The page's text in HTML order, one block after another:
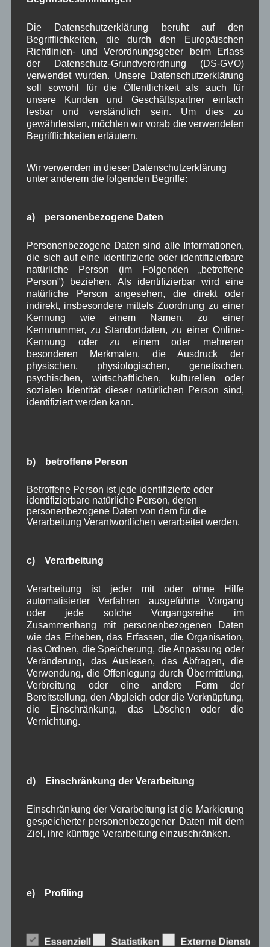
Krippe steht.
Neueste Kommentare
WBEbeiÜber uns
Josef Otler, Verein fürr Geschichte beiÜber uns
Gerd ErfertbeiÜber uns
Beitragsarchiv
Juli 2026(9)
Mai 2026(11)
April 2026(8)
März 2026(9)
Februar 2026
(6)
Januar 2026(8)
Dezember 2025(14)
November 2025
(5)
Oktober 2025
September 2025
(5)
August 2025(2)
Juli 2025(9)
Juni 2025(7)
Mai 2025(3)
Dezember 2024(7)
Oktober 2024(10)
September 2024(8)
August 2024(2)
Juli 2024(9)
April 2024(5)
Februar 2024(4)
Januar 2024(5)
Dezember 2023(8)
November 2023(5)
Oktober 2023(8)
September 2023 (8)
August 2023(4)
Juli 2023(8)
Juni 2023(7)
Mai 2023(8)
April 2023 (10)
November 2022(8)
September 2022(2)
August 2022(6)
Juli 2022(5)
Februar 2022 (4)
November 2021
Oktober 2021(8)
Die Datenschutzerklärung beruht auf den
Begrifflichkeiten, die durch den Europäischen
Richtlinien- und Verordnungsgeber beim Erlass
der Datenschutz-Grundverordnung (DS-GVO)
verwendet wurden. Unsere Datenschutzerklärung
soll sowohl für die Öffentlichkeit als auch für
unsere Kunden und Geschäftspartner einfach
lesbar und verständlich sein. Um dies zu
gewährleisten, möchten wir vorab die verwendeten
Begrifflichkeiten erläutern.
Wir verwenden in dieser Datenschutzerklärung
unter anderem die folgenden Begriffe:
a) personenbezogene Daten
Personenbezogene Daten sind alle Informationen,
die sich auf eine identifizierte oder identifizierbare
natürliche Person (im Folgenden „betroffene
Person") beziehen. Als identifizierbar wird eine
natürliche Person angesehen, die direkt oder
indirekt, insbesondere mittels Zuordnung zu einer
Kennung wie einem Namen, zu einer
Kennnummer, zu Standortdaten, zu einer Online-
Kennung oder zu einem oder mehreren
besonderen Merkmalen, die Ausdruck der
physischen, physiologischen, genetischen,
psychischen, wirtschaftlichen, kulturellen oder
sozialen Identität dieser natürlichen Person sind,
identifiziert werden kann.
b) betroffene Person
Betroffene Person ist jede identifizierte oder
identifizierbare natürliche Person, deren
personenbezogene Daten von dem für die
Verarbeitung Verantwortlichen verarbeitet werden.
c) Verarbeitung
Verarbeitung ist jeder mit oder ohne Hilfe
automatisierter Verfahren ausgeführte Vorgang
oder jede solche Vorgangsreihe im
Zusammenhang mit personenbezogenen Daten
wie das Erheben, das Erfassen, die Organisation,
das Ordnen, die Speicherung, die Anpassung oder
Veränderung, das Auslesen, das Abfragen, die
Verwendung, die Offenlegung durch Übermittlung,
Verbreitung oder eine andere Form der
Bereitstellung, den Abgleich oder die Verknüpfung,
die Einschränkung, das Löschen oder die
Vernichtung.
d) Einschränkung der Verarbeitung
Einschränkung der Verarbeitung ist die Markierung
gespeicherter personenbezogener Daten mit dem
Ziel, ihre künftige Verarbeitung einzuschränken.
e) Profiling
Verarbeitung personenbezogener Daten, die darin
Essenziell Statistiken Externe Dienste